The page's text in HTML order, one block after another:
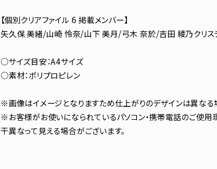
【個別クリアファイル 6 掲載メンバー】
矢久保 美緒/山崎 怜奈/山下 美月/弓木 奈於/吉田 綾乃クリス
○サイズ目安：A4サイズ
○素材：ポリプロピレン
※画像はイメージとなりますため仕上がりのデザインは異なる
※お客様がお使いになられているパソコン・携帯電話のご使
干異なって見える場合がございます。